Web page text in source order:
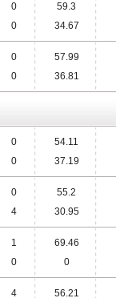
0
0
59.3
34.67
0
0
57.99
36.81
0
0
54.11
37.19
0
4
55.2
30.95
1
0
69.46
0
4
56.21